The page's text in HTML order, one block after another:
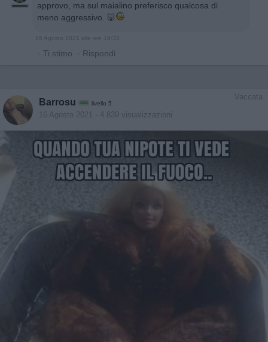
approvo, ma sul maialino preferisco qualcosa di
meno aggressivo. 🐷
16 Agosto 2021 alle ore 19:33
· Ti stimo · Rispondi
Vaccata
Barrosu livello 5
16 Agosto 2021 - 4.839 visualizzazioni